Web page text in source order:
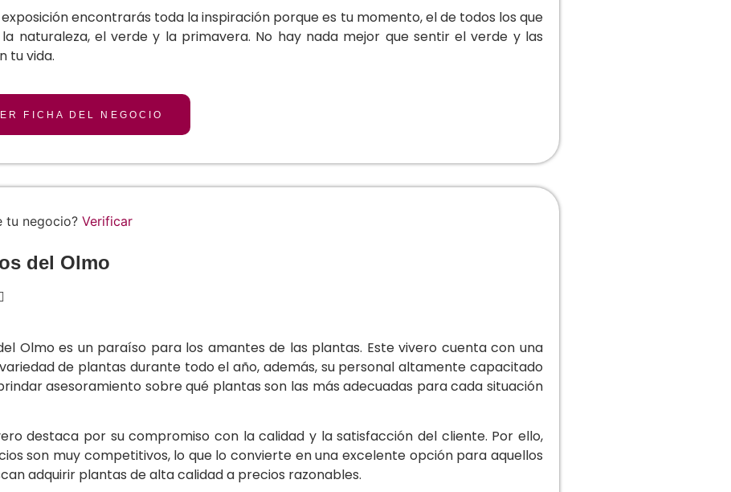
exposición encontrarás toda la inspiración porque es tu momento, el de todos los que
naturaleza, el verde y la primavera. No hay nada mejor que sentir el verde y las
tu vida.
FICHA DEL NEGOCIO
tu negocio? Verificar
del Olmo
Olmo es un paraíso para los amantes de las plantas. Este vivero cuenta con una
de plantas durante todo el año, además, su personal altamente capacitado
asesoramiento sobre qué plantas son las más adecuadas para cada situación
destaca por su compromiso con la calidad y la satisfacción del cliente. Por ello,
son muy competitivos, lo que lo convierte en una excelente opción para aquellos
adquirir plantas de alta calidad a precios razonables.